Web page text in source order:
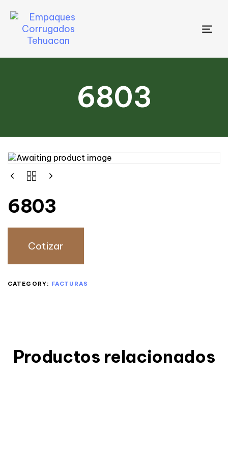
6803
6803
Cotizar
CATEGORY: FACTURAS
Productos relacionados